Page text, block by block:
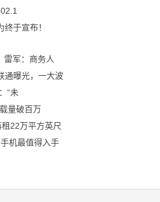
于宣布！
雷军：商务人
通曝光，一大波
“未
量破百万
22万平方英尺
机最值得入手